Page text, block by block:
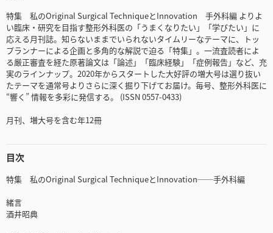
特集 私のOriginal Surgical TechniqueとInnovation 手外科編 よりよ
い臨床・研究を目指す整形外科医の「うまくなりたい」「学びたい」に
応える月刊誌。知らないままでいられないタイムリーなテーマに、トッ
プランナーによる企画と多角的な解説で迫る「特集」。一流査読者によ
る厳正審査を経た原著論文は「論述」「臨床経験」「症例報告」など、充
実のラインナップ。2020年からスタートした大好評の増大号は選り抜い
たテーマを通常号よりさらに深く掘り下げてお届け。毎号、整形外科医に
“響く” 情報を多彩に発信する。 (ISSN 0557-0433)
月刊、増大号を含む年12冊
目次
特集 私のOriginal Surgical TechniqueとInnovation──手外科編
緒言
酒井昭典